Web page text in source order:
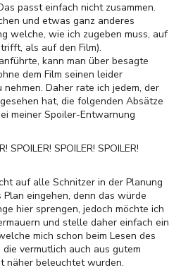
passt einfach nicht zusammen.
und etwas ganz anderes
welche, wie ich zugeben muss, auf
als auf den Film).
kann man über besagte
dem Film seinen leider
Daher rate ich jedem, der
hat, die folgenden Absätze
meiner Spoiler-Entwarnung
SPOILER! SPOILER! SPOILER!
auf alle Schnitzer in der Planung
eingehen, denn das würde
hier sprengen, jedoch möchte ich
und stelle daher einfach ein
mich schon beim Lesen des
vermutlich auch aus gutem
näher beleuchtet wurden.